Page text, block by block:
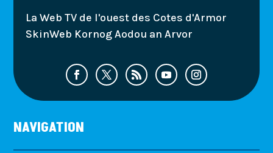
La Web TV de l'ouest des Cotes d'Armor
SkinWeb Kornog Aodou an Arvor
NAVIGATION